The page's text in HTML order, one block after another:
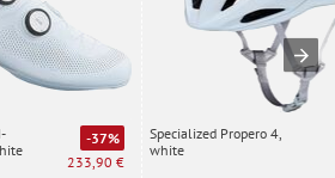
-37%
233,90 €
Specialized Propero 4,
white